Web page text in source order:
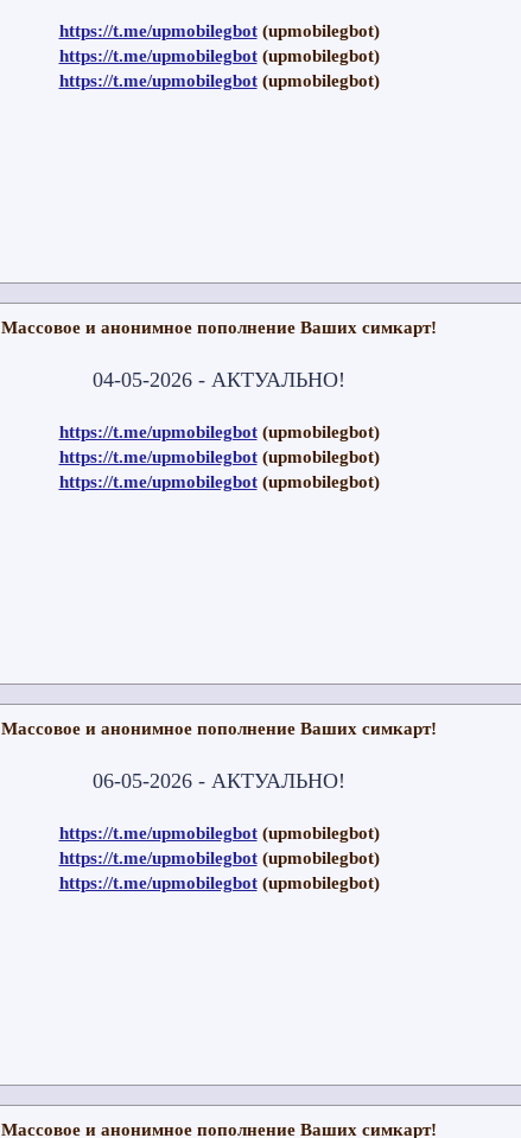
https://t.me/upmobilegbot(upmobilegbot)
https://t.me/upmobilegbot(upmobilegbot)
https://t.me/upmobilegbot(upmobilegbot)
Массовое и анонимное пополнение Ваших симкарт!
04-05-2026 - АКТУАЛЬНО!
https://t.me/upmobilegbot(upmobilegbot)
https://t.me/upmobilegbot(upmobilegbot)
https://t.me/upmobilegbot(upmobilegbot)
Массовое и анонимное пополнение Ваших симкарт!
06-05-2026 - АКТУАЛЬНО!
https://t.me/upmobilegbot(upmobilegbot)
https://t.me/upmobilegbot(upmobilegbot)
https://t.me/upmobilegbot(upmobilegbot)
Массовое и анонимное пополнение Ваших симкарт!